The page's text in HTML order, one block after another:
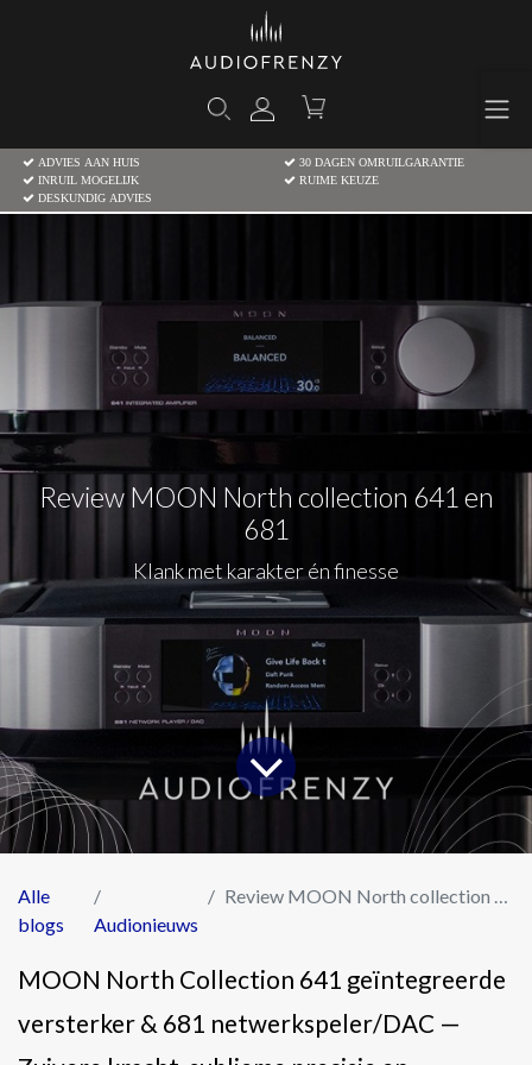
ADVIES AAN HUIS
30 DAGEN OMRUILGARANTIE
INRUIL MOGELIJK
RUIME KEUZE
DESKUNDIG ADVIES
Review MOON North collection 641 en
681
Klank met karakter én finesse
Alle
blogs
Audionieuws
Review MOON North collection 641 en 681
MOON North Collection 641 geïntegreerde
versterker & 681 netwerkspeler/DAC —